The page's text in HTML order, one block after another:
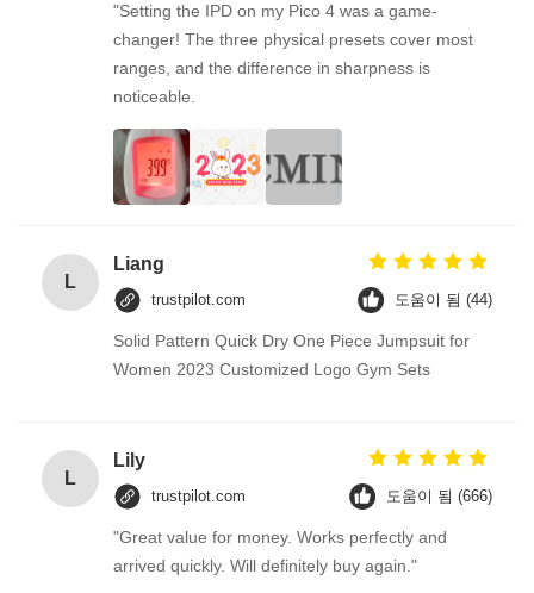
"Setting the IPD on my Pico 4 was a game-
changer! The three physical presets cover most
ranges, and the difference in sharpness is
noticeable.
L
Liang
trustpilot.com 도움이 됨 (44)
Solid Pattern Quick Dry One Piece Jumpsuit for
Women 2023 Customized Logo Gym Sets
L
Lily
trustpilot.com 도움이 됨 (666)
"Great value for money. Works perfectly and
arrived quickly. Will definitely buy again."